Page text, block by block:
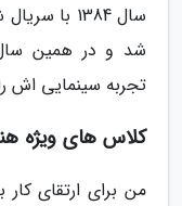
سال 1384
شد و در همین سال
تجربه سینمایی اش
کلاس های ویژه
من برای ارتقای